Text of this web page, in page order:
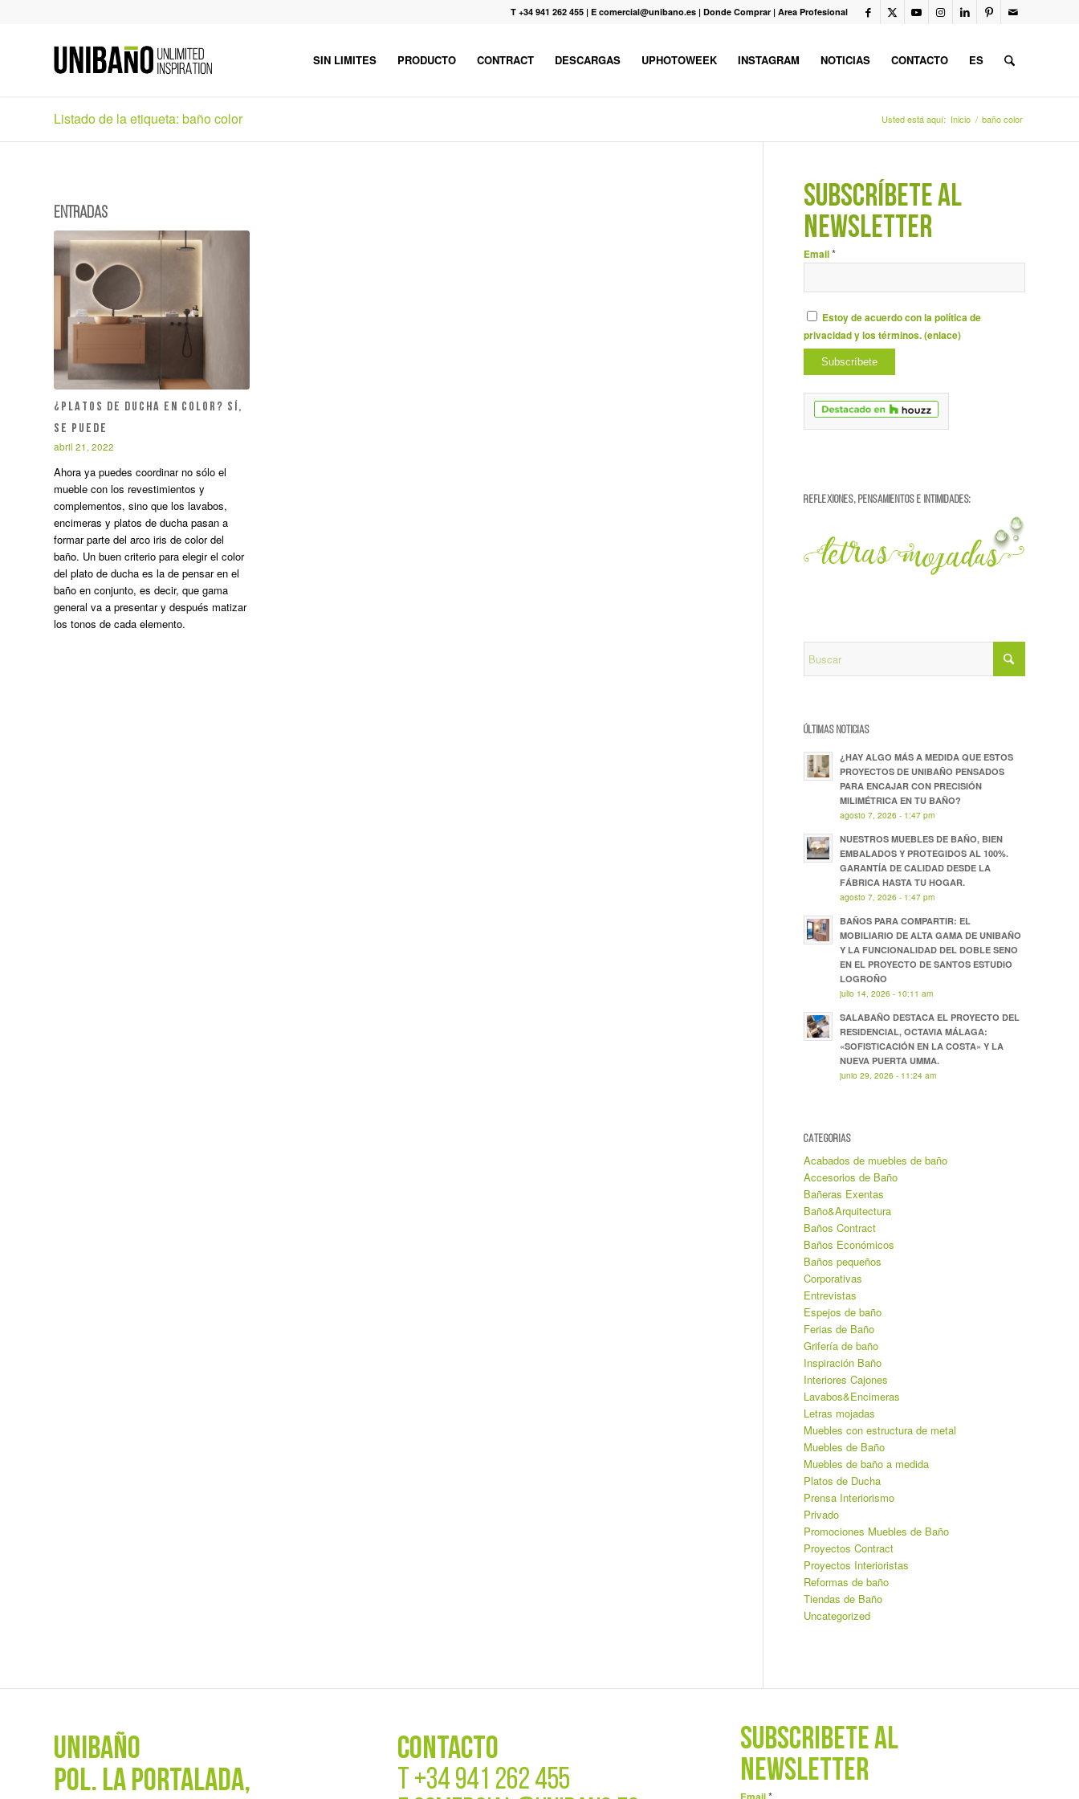
T +34 941 262 455 | E comercial@unibano.es | Donde Comprar | Area Profesional
SIN LIMITES PRODUCTO CONTRACT DESCARGAS UPHOTOWEEK INSTAGRAM NOTICIAS CONTACTO ES
Listado de la etiqueta: baño color Usted está aquí: Inicio / baño color
Entradas
¿PLATOS DE DUCHA EN COLOR? SÍ,
SE PUEDE
abril 21, 2022
Ahora ya puedes coordinar no sólo el
mueble con los revestimientos y
complementos, sino que los lavabos,
encimeras y platos de ducha pasan a
formar parte del arco iris de color del
baño. Un buen criterio para elegir el color
del plato de ducha es la de pensar en el
baño en conjunto, es decir, que gama
general va a presentar y después matizar
los tonos de cada elemento.
SUBSCRÍBETE AL
NEWSLETTER
Email*
Estoy de acuerdo con la política de
privacidad y los términos. (enlace)
REFLEXIONES, PENSAMIENTOS E INTIMIDADES:
ÚLTIMAS NOTICIAS
¿HAY ALGO MÁS A MEDIDA QUE ESTOS
PROYECTOS DE UNIBAÑO PENSADOS
PARA ENCAJAR CON PRECISIÓN
MILIMÉTRICA EN TU BAÑO?
agosto 7, 2026 - 1:47 pm
NUESTROS MUEBLES DE BAÑO, BIEN
EMBALADOS Y PROTEGIDOS AL 100%.
GARANTÍA DE CALIDAD DESDE LA
FÁBRICA HASTA TU HOGAR.
agosto 7, 2026 - 1:47 pm
BAÑOS PARA COMPARTIR: EL
MOBILIARIO DE ALTA GAMA DE UNIBAÑO
Y LA FUNCIONALIDAD DEL DOBLE SENO
EN EL PROYECTO DE SANTOS ESTUDIO
LOGROÑO
julio 14, 2026 - 10:11 am
SALABAÑO DESTACA EL PROYECTO DEL
RESIDENCIAL, OCTAVIA MÁLAGA:
«SOFISTICACIÓN EN LA COSTA» Y LA
NUEVA PUERTA UMMA.
junio 29, 2026 - 11:24 am
CATEGORIAS
Acabados de muebles de baño
Accesorios de Baño
Bañeras Exentas
Baño&Arquitectura
Baños Contract
Baños Económicos
Baños pequeños
Corporativas
Entrevistas
Espejos de baño
Ferias de Baño
Grifería de baño
Inspiración Baño
Interiores Cajones
Lavabos&Encimeras
Letras mojadas
Muebles con estructura de metal
Muebles de Baño
Muebles de baño a medida
Platos de Ducha
Prensa Interiorismo
Privado
Promociones Muebles de Baño
Proyectos Contract
Proyectos Interioristas
Reformas de baño
Tiendas de Baño
Uncategorized
UNIBAÑO
POL. La Portalada,
CONTACTO
T +34 941 262 455
SUBSCRÍBETE AL
NEWSLETTER
*